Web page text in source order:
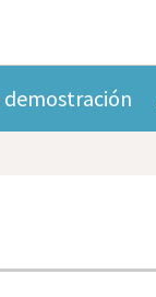
demostración